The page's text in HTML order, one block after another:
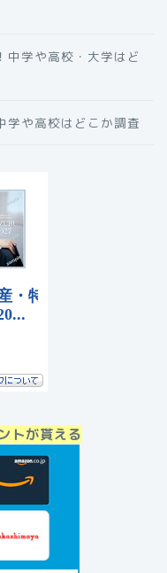
中学や高校・大学はど
学や高校はどこか調査
トが貰える